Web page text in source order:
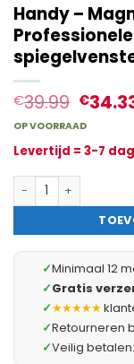
Handy –
€39.99 €
OP VOORRAAD
Levertijd = 3-7
Handy -
✓Minimaal 12
✓Gratis
✓★★★★★
✓Retourneren
✓Veilig